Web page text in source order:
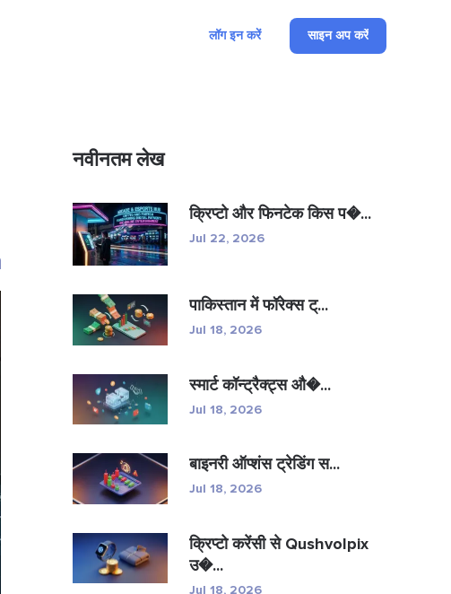
लॉग इन करें साइन अप करें
नवीनतम लेख
क्रिप्टो और फिनटेक किस प�...
Jul 22, 2026
पाकिस्तान में फॉरेक्स ट्...
Jul 18, 2026
स्मार्ट कॉन्ट्रैक्ट्स औ�...
Jul 18, 2026
बाइनरी ऑप्शंस ट्रेडिंग स...
Jul 18, 2026
क्रिप्टो करेंसी से Qushvolpix
उ�...
Jul 18, 2026